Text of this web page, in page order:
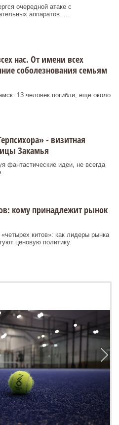
очередной атаке с
аппаратов. ...
нас. От имени всех
соболезнования семьям
13 человек погибли, еще около
- визитная
Закамья
фантастические идеи, не всегда
кому принадлежит рынок
китов»: как лидеры рынка
ценовую политику.